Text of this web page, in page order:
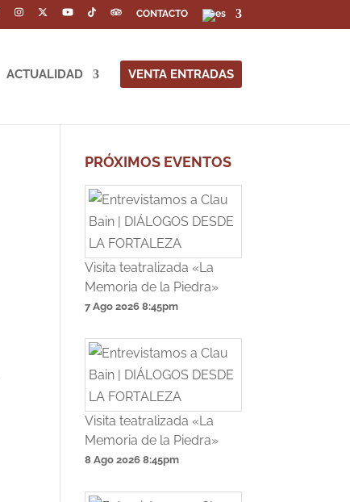
CONTACTO
ACTUALIDAD VENTA ENTRADAS
PRÓXIMOS EVENTOS
Visita teatralizada «La
Memoria de la Piedra»
7 Ago 2026 8:45pm
Visita teatralizada «La
Memoria de la Piedra»
8 Ago 2026 8:45pm